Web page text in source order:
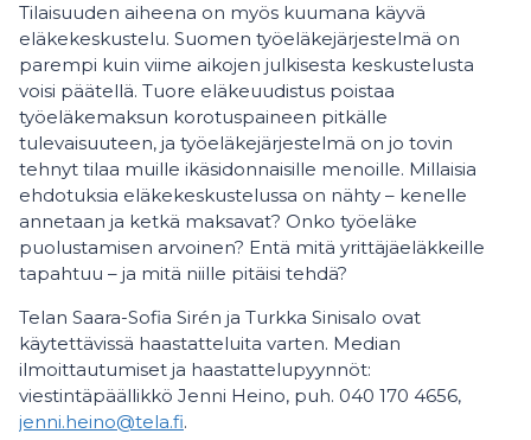
Tilaisuuden aiheena on myös kuumana käyvä
eläkekeskustelu. Suomen työeläkejärjestelmä on
parempi kuin viime aikojen julkisesta keskustelusta
voisi päätellä. Tuore eläkeuudistus poistaa
työeläkemaksun korotuspaineen pitkälle
tulevaisuuteen, ja työeläkejärjestelmä on jo tovin
tehnyt tilaa muille ikäsidonnaisille menoille. Millaisia
ehdotuksia eläkekeskustelussa on nähty – kenelle
annetaan ja ketkä maksavat? Onko työeläke
puolustamisen arvoinen? Entä mitä yrittäjäeläkkeille
tapahtuu – ja mitä niille pitäisi tehdä?
Telan Saara-Sofia Sirén ja Turkka Sinisalo ovat
käytettävissä haastatteluita varten. Median
ilmoittautumiset ja haastattelupyynnöt:
viestintäpäällikkö Jenni Heino, puh. 040 170 4656,
jenni.heino@tela.fi.